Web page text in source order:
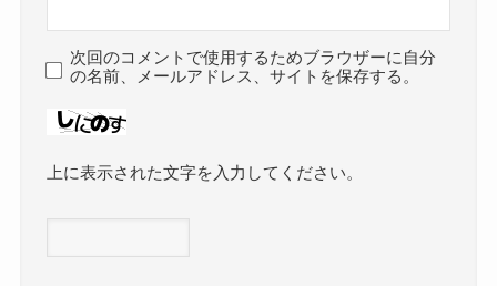
次回のコメントで使用するためブラウザーに自分
の名前、メールアドレス、サイトを保存する。
上に表示された文字を入力してください。